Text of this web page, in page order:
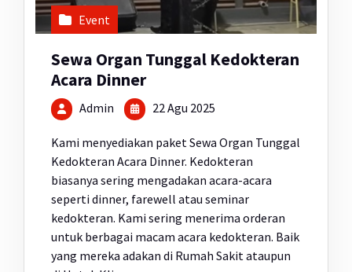
Event
Sewa Organ Tunggal Kedokteran
Acara Dinner
Admin 22 Agu 2025
Kami menyediakan paket Sewa Organ Tunggal
Kedokteran Acara Dinner. Kedokteran
biasanya sering mengadakan acara-acara
seperti dinner, farewell atau seminar
kedokteran. Kami sering menerima orderan
untuk berbagai macam acara kedokteran. Baik
yang mereka adakan di Rumah Sakit ataupun